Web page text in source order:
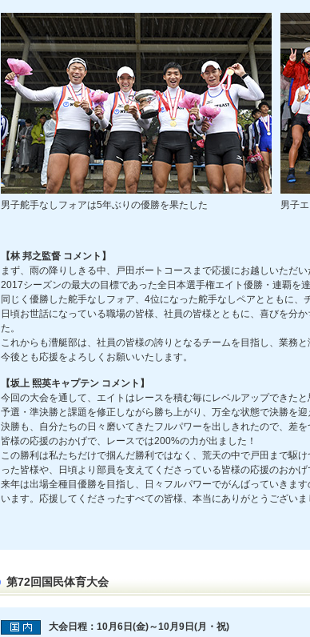
男子舵手なしフォアは5年ぶりの優勝を果たした 男子
【林 邦之監督 コメント】
まず、雨の降りしきる中、戸田ボートコースまで応援にお越しいただ
2017シーズンの最大の目標であった全日本選手権エイト優勝・連覇を
同じく優勝した舵手なしフォア、4位になった舵手なしペアとともに、
日頃お世話になっている職場の皆様、社員の皆様とともに、喜びを分
た。
これからも漕艇部は、社員の皆様の誇りとなるチームを目指し、業務と
今後とも応援をよろしくお願いいたします。
【坂上 熙英キャプテン コメント】
今回の大会を通して、エイトはレースを積む毎にレベルアップできたと
予選・準決勝と課題を修正しながら勝ち上がり、万全な状態で決勝を迎
決勝も、自分たちの日々磨いてきたフルパワーを出しきれたので、差を
皆様の応援のおかげで、レースでは200%の力が出ました！
この勝利は私たちだけで掴んだ勝利ではなく、荒天の中で戸田まで駆
った皆様や、日頃より部員を支えてくださっている皆様の応援のおかげ
来年は出場全種目優勝を目指し、日々フルパワーでがんばっていきま
います。応援してくださったすべての皆様、本当にありがとうございま
第72回国民体育大会
大会日程：10月6日(金)～10月9日(月・祝)